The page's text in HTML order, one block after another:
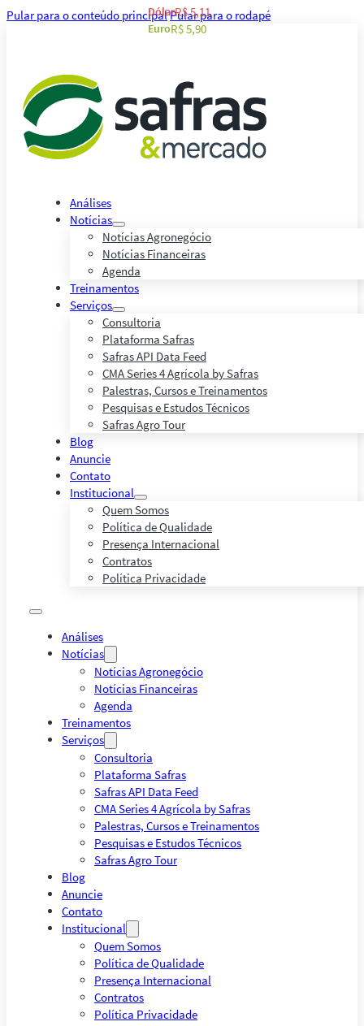
Pular para o conteúdo principalPular para o rodapé
Análises
Notícias
Notícias Agronegócio
Notícias Financeiras
Agenda
Treinamentos
Serviços
Consultoria
Plataforma Safras
Safras API Data Feed
CMA Series 4 Agrícola by Safras
Palestras, Cursos e Treinamentos
Pesquisas e Estudos Técnicos
Safras Agro Tour
Blog
Anuncie
Contato
Institucional
Quem Somos
Política de Qualidade
Presença Internacional
Contratos
Política Privacidade
Análises
Notícias
Notícias Agronegócio
Notícias Financeiras
Agenda
Treinamentos
Serviços
Consultoria
Plataforma Safras
Safras API Data Feed
CMA Series 4 Agrícola by Safras
Palestras, Cursos e Treinamentos
Pesquisas e Estudos Técnicos
Safras Agro Tour
Blog
Anuncie
Contato
Institucional
Quem Somos
Política de Qualidade
Presença Internacional
Contratos
Política Privacidade
DólarR$ 5,11
EuroR$ 5,90